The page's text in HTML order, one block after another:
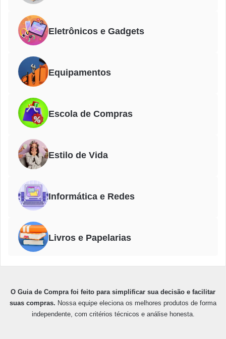
Eletrônicos e Gadgets
Equipamentos
Escola de Compras
Estilo de Vida
Informática e Redes
Livros e Papelarias
O Guia de Compra foi feito para simplificar sua decisão e facilitar
suas compras. Nossa equipe eleciona os melhores produtos de forma
independente, com critérios técnicos e análise honesta.